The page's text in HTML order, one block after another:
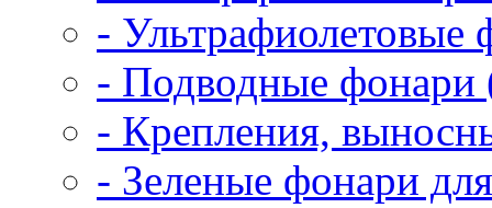
- Ультрафиолетовые
- Подводные фонари
- Крепления,
- Зеленые фонари